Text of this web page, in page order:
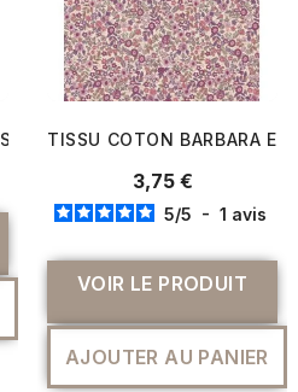
TISSU COTON BARBARA
3,75 €
5/5 - 1 avis
VOIR LE PRODUIT
AJOUTER AU PANIER